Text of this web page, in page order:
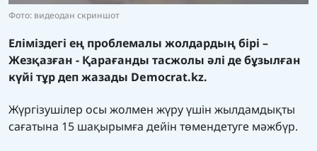
Фото: видеодан скриншот
Еліміздегі ең проблемалы жолдардың бірі –
Жезқазған - Қарағанды тасжолы әлі де бұзылған
күйі тұр деп жазады Democrat.kz.
Жүргізушілер осы жолмен жүру үшін жылдамдықты
сағатына 15 шақырымға дейін төмендетуге мәжбүр.